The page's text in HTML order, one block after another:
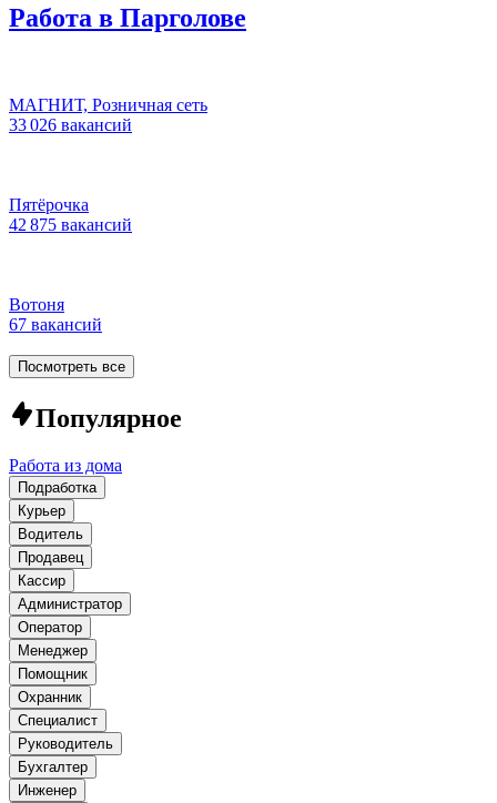
Работа в Парголове
МАГНИТ, Розничная сеть
33 026 вакансий
Пятёрочка
42 875 вакансий
Вотоня
67 вакансий
Посмотреть все
Популярное
Работа из дома
Подработка
Курьер
Водитель
Продавец
Кассир
Администратор
Оператор
Менеджер
Помощник
Охранник
Специалист
Руководитель
Бухгалтер
Инженер